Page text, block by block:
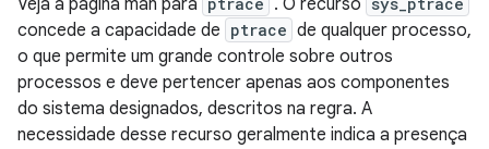
Veja a página man para . O recurso
concede a capacidade de ptrace de qualquer processo,
o que permite um grande controle sobre outros
processos e deve pertencer apenas aos componentes
do sistema designados, descritos na regra. A
necessidade desse recurso geralmente indica a presença